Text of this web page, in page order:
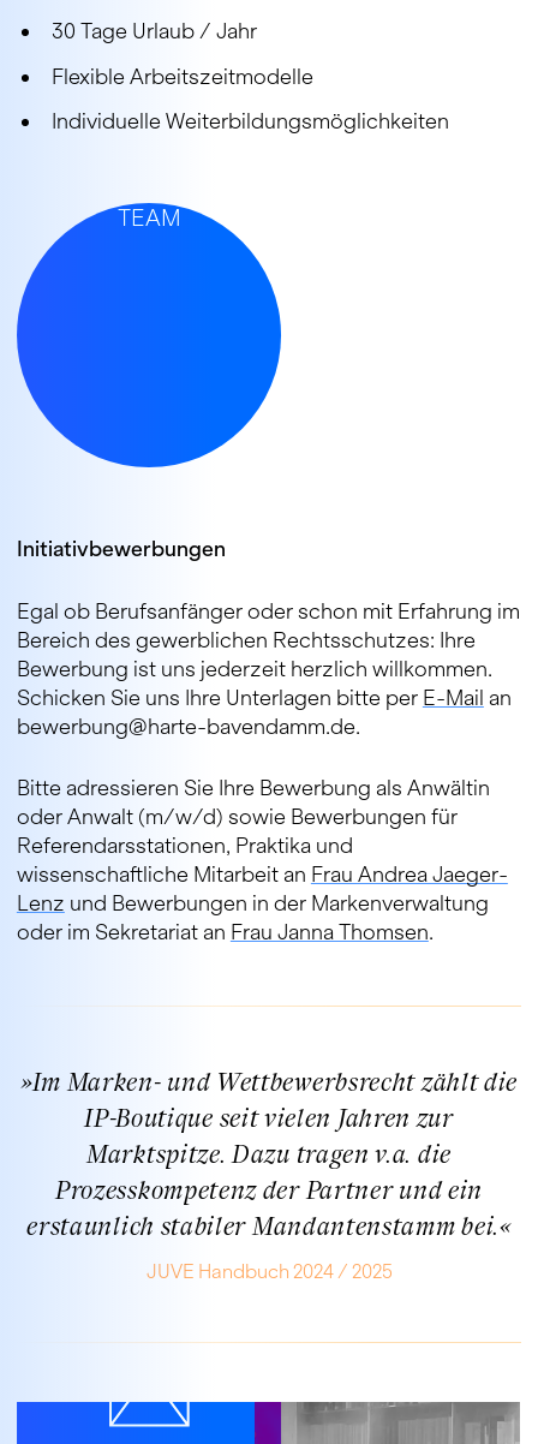
30 Tage Urlaub / Jahr
Flexible Arbeitszeitmodelle
Individuelle Weiterbildungsmöglichkeiten
TEAM
Initiativbewerbungen
Egal ob Berufsanfänger oder schon mit Erfahrung im
Bereich des gewerblichen Rechtsschutzes: Ihre
Bewerbung ist uns jederzeit herzlich willkommen.
Schicken Sie uns Ihre Unterlagen bitte per E-Mail an
bewerbung@harte-bavendamm.de.
Bitte adressieren Sie Ihre Bewerbung als Anwältin
oder Anwalt (m/w/d) sowie Bewerbungen für
Referendarsstationen, Praktika und
wissenschaftliche Mitarbeit an Frau Andrea Jaeger-
Lenz und Bewerbungen in der Markenverwaltung
oder im Sekretariat an Frau Janna Thomsen.
»Im Marken- und Wettbewerbsrecht zählt die
IP-Boutique seit vielen Jahren zur
Marktspitze. Dazu tragen v.a. die
Prozesskompetenz der Partner und ein
erstaunlich stabiler Mandantenstamm bei.«
JUVE Handbuch 2024 / 2025